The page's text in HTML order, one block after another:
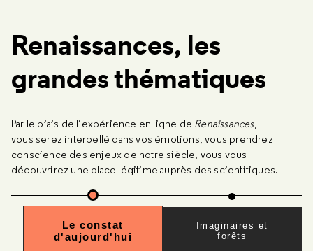
Renaissances, les
grandes thématiques
Par le biais de l’expérience en ligne de Renaissances,
vous serez interpellé dans vos émotions, vous prendrez
conscience des enjeux de notre siècle, vous vous
découvrirez une place légitime auprès des scientifiques.
Le constat
d'aujourd'hui
Imaginaires et
forêts